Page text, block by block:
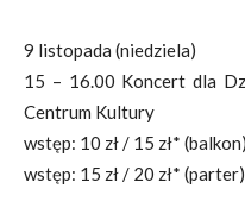
9 listopada (niedziela)
15 – 16.00 Koncert dla
Centrum Kultury
wstęp: 10 zł / 15 zł* (balkon)
wstęp: 15 zł / 20 zł* (parter)